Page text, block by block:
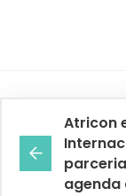
Atricon
agenda